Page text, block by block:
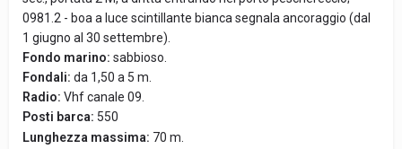
0981.2 - boa a luce scintillante bianca segnala ancoraggio (dal
1 giugno al 30 settembre).
Fondo marino: sabbioso.
Fondali: da 1,50 a 5 m.
Radio: Vhf canale 09.
Posti barca: 550
Lunghezza massima: 70 m.